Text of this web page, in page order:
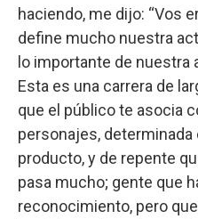
haciendo, me dijo: “Vos
define mucho nuestra
lo importante de nuestra
Esta es una carrera de
que el público te asocia
personajes,
producto, y de repente
pasa mucho; gente que
reconocimiento, pero